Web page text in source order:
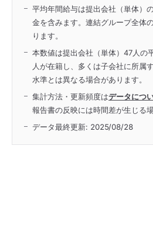
平均年間給与は提出会社（単体）
金を含みます。連結グループ全体
ります。
本数値は提出会社（単体）47人の
人が在籍し、多くは子会社に所属
水準とは異なる場合があります。
集計方法・更新頻度はデータにつ
報告書の反映には時間差が生じる
データ最終更新: 2025/08/28